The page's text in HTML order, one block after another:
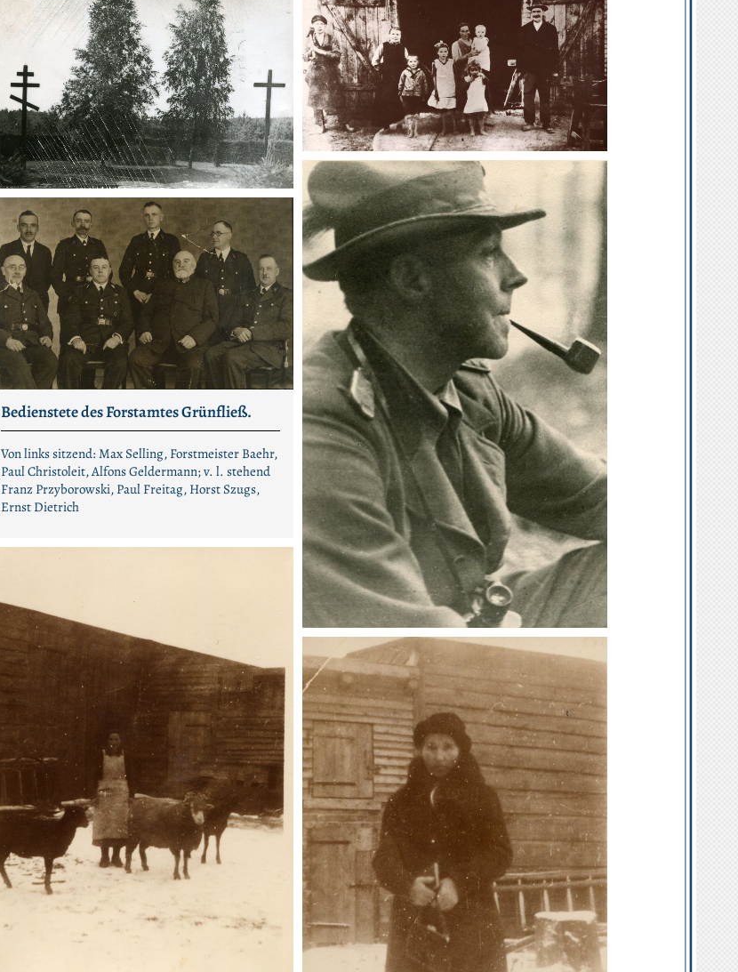
Bedienstete des Forstamtes Grünfließ.
Von links sitzend: Max Selling, Forstmeister Baehr,
Paul Christoleit, Alfons Geldermann; v. l. stehend
Franz Przyborowski, Paul Freitag, Horst Szugs,
Ernst Dietrich